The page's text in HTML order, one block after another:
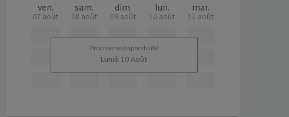
Prochaine disponibilité
Lundi 10 Août
ven.
07 août
sam.
08 août
dim.
09 août
lun.
10 août
mar.
11 août